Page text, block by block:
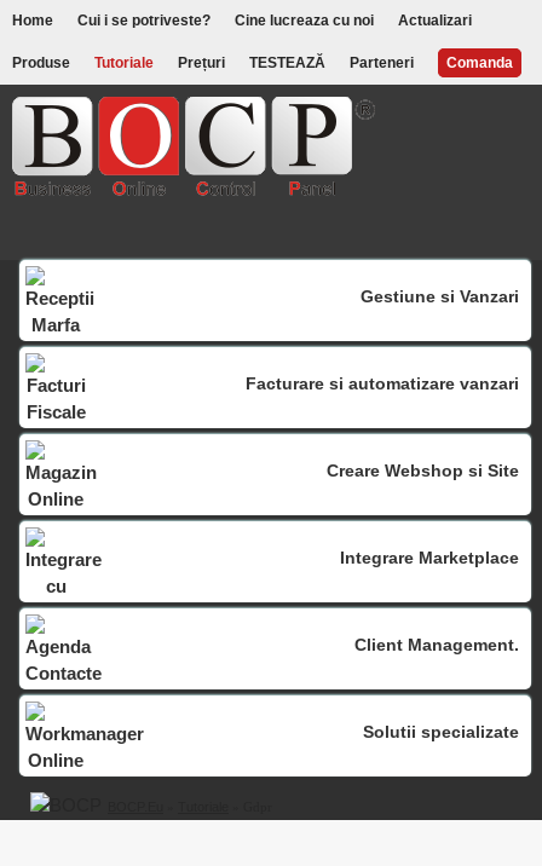
Home Cui i se potriveste? Cine lucreaza cu noi Actualizari
Produse Tutoriale Prețuri TESTEAZĂ Parteneri Comanda
Gestiune si Vanzari
Facturare si automatizare vanzari
Creare Webshop si Site
Integrare Marketplace
Client Management.
Solutii specializate